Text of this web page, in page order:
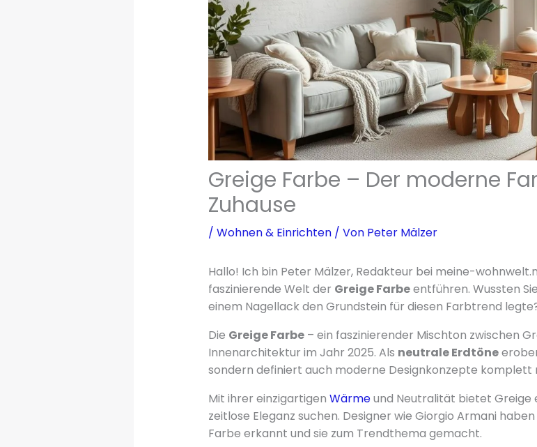
Greige Farbe – Der moderne
Zuhause
/ Wohnen & Einrichten/ Von Peter Mälzer
Hallo! Ich bin Peter Mälzer, Redakteur bei meine-
faszinierende Welt der Greige Farbeentführen. Wussten
einem Nagellack den Grundstein für diesen Farbtrend
Die Greige Farbe– ein faszinierender Mischton zwischen
Innenarchitektur im Jahr 2025. Als neutrale Erdtöne
sondern definiert auch moderne Designkonzepte komplett
Mit ihrer einzigartigen Wärmeund Neutralität bietet Greige
zeitlose Eleganz suchen. Designer wie Giorgio Armani
Farbe erkannt und sie zum Trendthema gemacht.